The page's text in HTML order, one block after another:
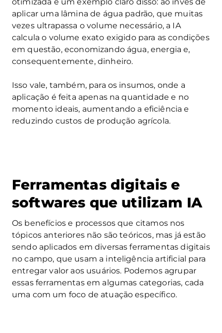
aplicar uma lâmina de água padrão, que muitas
vezes ultrapassa o volume necessário, a IA
calcula o volume exato exigido para as condições
em questão, economizando água, energia e,
consequentemente, dinheiro.
Isso vale, também, para os insumos, onde a
aplicação é feita apenas na quantidade e no
momento ideais, aumentando a eficiência e
reduzindo custos de produção agrícola.
Ferramentas digitais e
softwares que utilizam IA
Os benefícios e processos que citamos nos
tópicos anteriores não são teóricos, mas já estão
sendo aplicados em diversas ferramentas digitais
no campo, que usam a inteligência artificial para
entregar valor aos usuários. Podemos agrupar
essas ferramentas em algumas categorias, cada
uma com um foco de atuação específico.